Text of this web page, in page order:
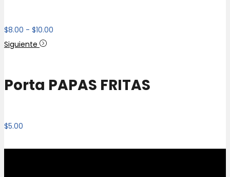
$8.00 - $10.00
$8.00
Siguiente
Porta PAPAS FRITAS
$5.00